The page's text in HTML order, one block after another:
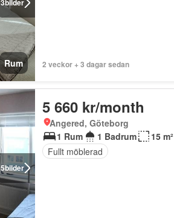
3bilder
Rum 2 veckor + 3 dagar sedan
5bilder
5 660 kr/month
Angered, Göteborg
1 Rum
1 Badrum
15 m²
Fullt möblerad